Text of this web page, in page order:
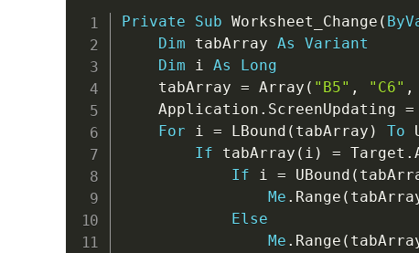
Private Sub Worksheet_Change (
Dim tabArray As
Variant
Dim i As
Long
    tabArray
= Array ( "B5" , "C6" ,
    Application
. ScreenUpdating =
For i = LBound ( tabArray ) To
If tabArray ( i ) = Target .
If i = UBound (
Me . Range (
Else
Me . Range (